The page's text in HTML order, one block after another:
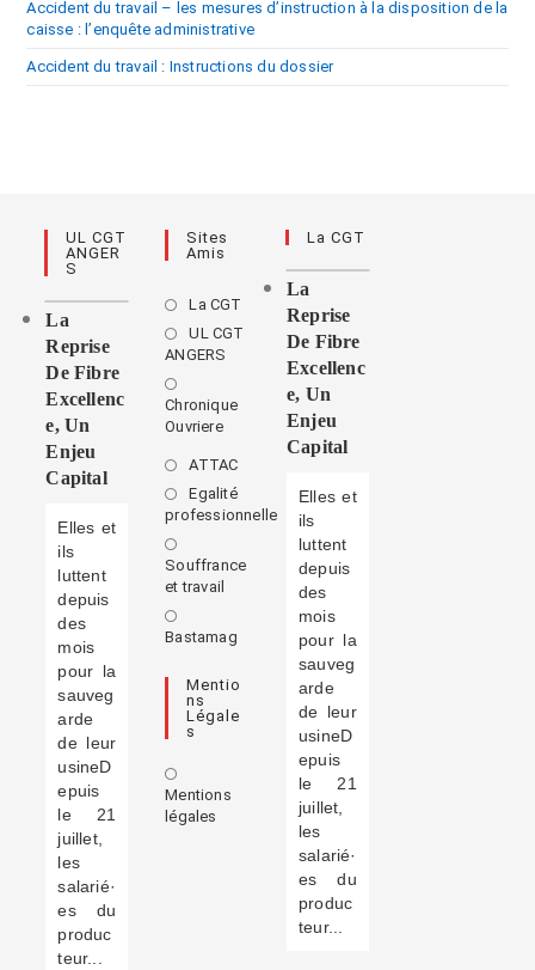
Accident du travail – les mesures d’instruction à la disposition de la
caisse : l’enquête administrative
Accident du travail : Instructions du dossier
UL CGT
ANGER
S
La
Reprise
De Fibre
Excellenc
E, Un
Enjeu
Capital
Elles et
ils
luttent
depuis
des
mois
pour la
sauveg
arde
de leur
usineD
epuis
le 21
juillet,
les
salarié·
es du
produc
teur...
Sites
Amis
La CGT
UL CGT
ANGERS
Chronique
Ouvriere
ATTAC
Egalité
professionnelle
Souffrance
et travail
Bastamag
Mentio
Ns
Légale
S
Mentions
légales
La CGT
La
Reprise
De Fibre
Excellenc
E, Un
Enjeu
Capital
Elles et
ils
luttent
depuis
des
mois
pour la
sauveg
arde
de leur
usineD
epuis
le 21
juillet,
les
salarié·
es du
produc
teur...